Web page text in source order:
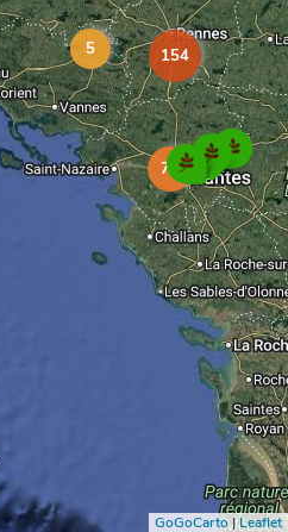
72
5 154
GoGoCarto|Leaflet